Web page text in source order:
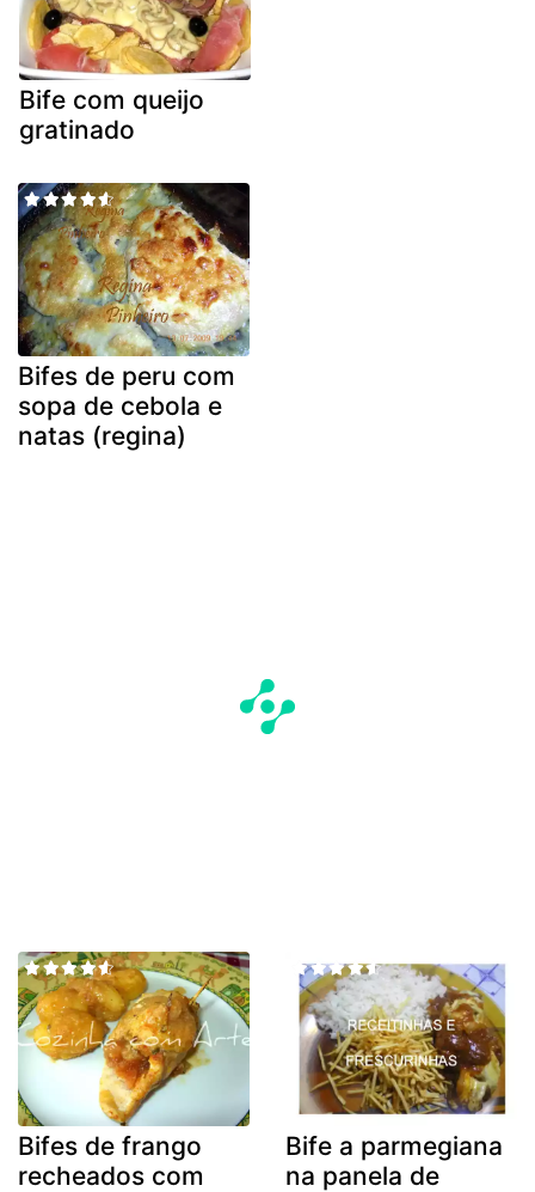
Bife com queijo
gratinado
Bifes de peru com
sopa de cebola e
natas (regina)
Bifes de frango
recheados com
Bife a parmegiana
na panela de